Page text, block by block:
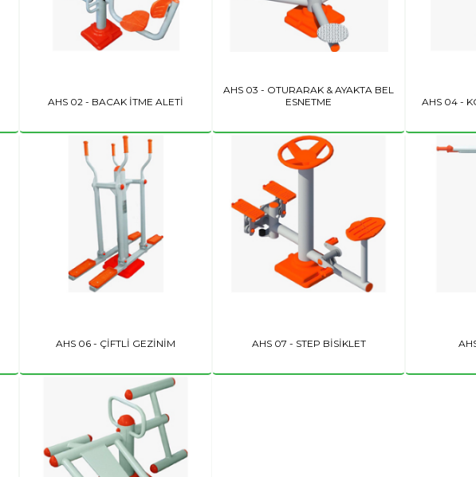
AHS 02 - BACAK İTME ALETİ
AHS 03 - OTURARAK & AYAKTA BEL
ESNETME
AHS 04 -
AHS 06 - ÇİFTLİ GEZİNİM AHS 07 - STEP BİSİKLET